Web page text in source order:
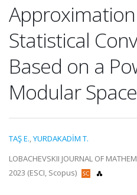
Statistical
Based on a
Modular
TAŞ E.,YURDAKADİM T.
LOBACHEVSKII JOURNAL OF
2023 (ESCI, Scopus)